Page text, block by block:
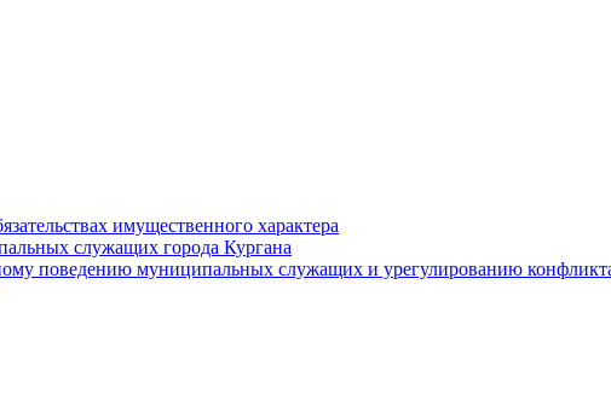
имущественного характера
служащих города Кургана
поведению муниципальных служащих и урегулированию